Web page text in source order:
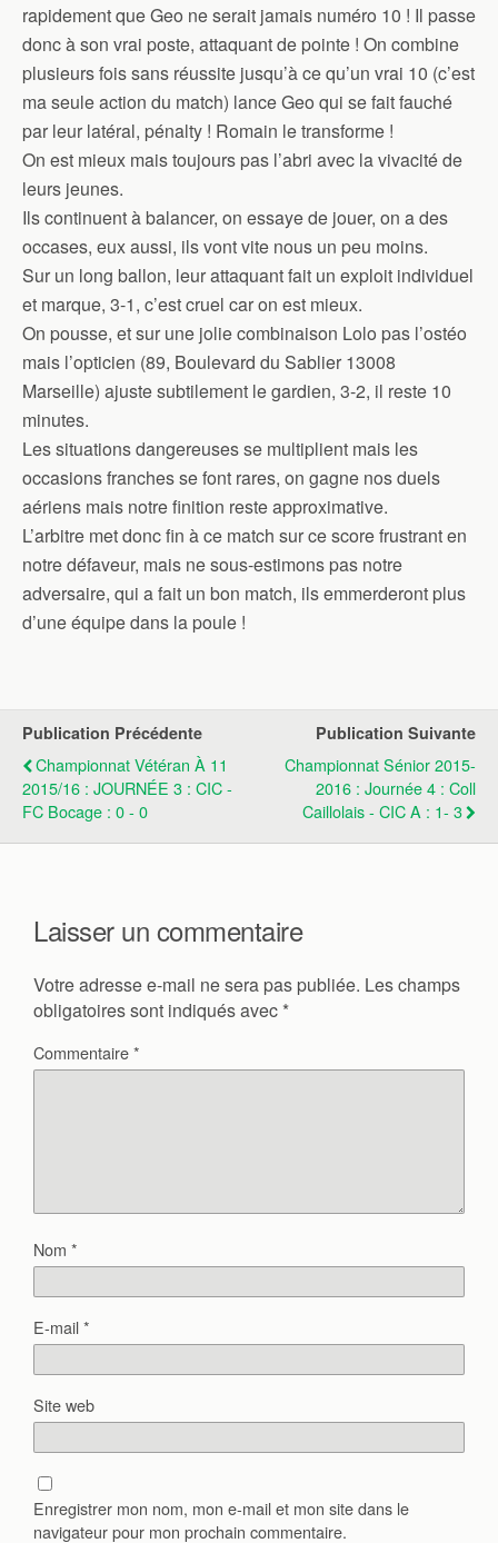
rapidement que Geo ne serait jamais numéro 10 ! Il passe
donc à son vrai poste, attaquant de pointe ! On combine
plusieurs fois sans réussite jusqu’à ce qu’un vrai 10 (c’est
ma seule action du match) lance Geo qui se fait fauché
par leur latéral, pénalty ! Romain le transforme !
On est mieux mais toujours pas l’abri avec la vivacité de
leurs jeunes.
Ils continuent à balancer, on essaye de jouer, on a des
occases, eux aussi, ils vont vite nous un peu moins.
Sur un long ballon, leur attaquant fait un exploit individuel
et marque, 3-1, c’est cruel car on est mieux.
On pousse, et sur une jolie combinaison Lolo pas l’ostéo
mais l’opticien (89, Boulevard du Sablier 13008
Marseille) ajuste subtilement le gardien, 3-2, il reste 10
minutes.
Les situations dangereuses se multiplient mais les
occasions franches se font rares, on gagne nos duels
aériens mais notre finition reste approximative.
L’arbitre met donc fin à ce match sur ce score frustrant en
notre défaveur, mais ne sous-estimons pas notre
adversaire, qui a fait un bon match, ils emmerderont plus
d’une équipe dans la poule !
Publication Précédente
Championnat Vétéran À 11
2015/16 : JOURNÉE 3 : CIC -
FC Bocage : 0 - 0
Publication Suivante
Championnat Sénior 2015-
2016 : Journée 4 : Coll
Caillolais - CIC A : 1- 3
Laisser un commentaire
Votre adresse e-mail ne sera pas publiée. Les champs
obligatoires sont indiqués avec *
Commentaire*
Nom *
E-mail*
Site web
Enregistrer mon nom, mon e-mail et mon site dans le
navigateur pour mon prochain commentaire.